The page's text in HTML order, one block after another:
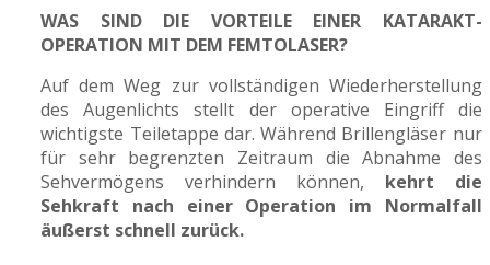
WAS SIND DIE VORTEILE EINER KATARAKT-
OPERATION MIT DEM FEMTOLASER?
Auf dem Weg zur vollständigen Wiederherstellung
des Augenlichts stellt der operative Eingriff die
wichtigste Teiletappe dar. Während Brillengläser nur
für sehr begrenzten Zeitraum die Abnahme des
Sehvermögens verhindern können, kehrt die
Sehkraft nach einer Operation im Normalfall
äußerst schnell zurück.